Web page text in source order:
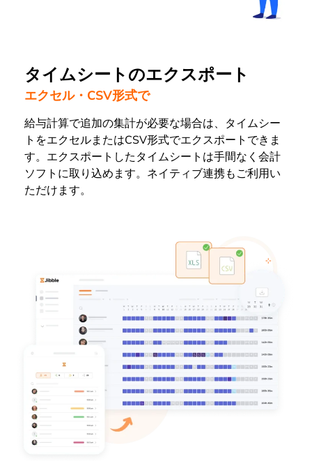
タイムシートのエクスポート
エクセル・CSV形式で
給与計算で追加の集計が必要な場合は、タイムシー
トをエクセルまたはCSV形式でエクスポートできま
す。エクスポートしたタイムシートは手間なく会計
ソフトに取り込めます。ネイティブ連携もご利用い
ただけます。